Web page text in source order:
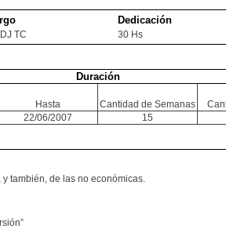
Dedicación
TC 30 Hs
Duración
Hasta Cantidad de Semanas
22/06/2007 15
también, de las no económicas.